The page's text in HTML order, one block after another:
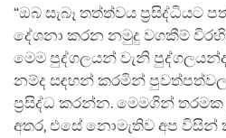
“ඔබ සැබෑ තත්ත්වය ප්‍රසිද්ධියට
දේශනා කරන නමුදු වගකීම්
මෙම පුද්ගලයන් වැනි
නම්ද සඳහන් කරමින්
ප්‍රසිද්ධ කරන්න. මෙමගින් තරමක
අතර, එසේ නොමැතිව අප විසින්